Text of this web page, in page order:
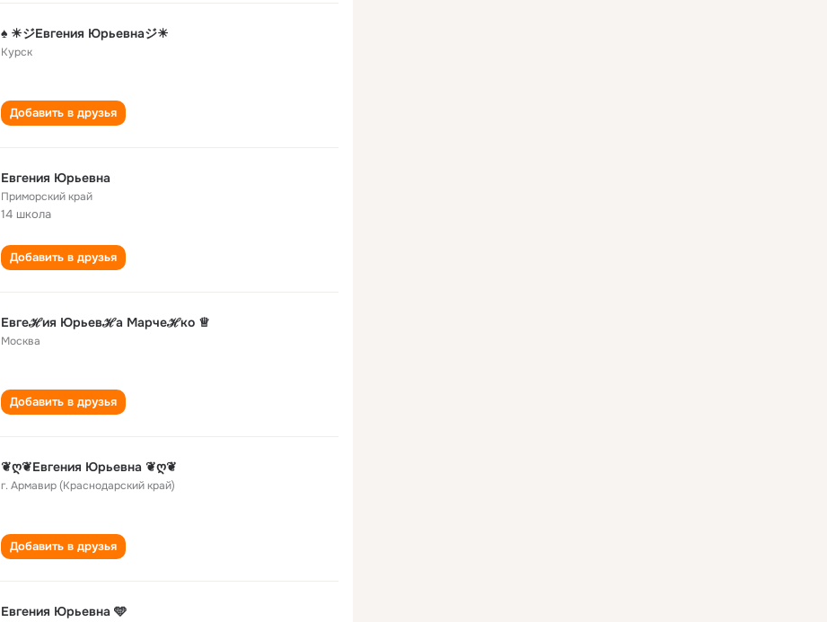
♠ ☀ジЕвгения Юрьевнаジ☀
Курск
Добавить в друзья
Евгения Юрьевна
Приморский край
14 школа
Добавить в друзья
Евгеℋия Юрьевℋа Марчеℋко ♕
Москва
Добавить в друзья
❦ღ❦Евгения Юрьевна ❦ღ❦
г. Армавир (Краснодарский край)
Добавить в друзья
Евгения Юрьевна 🩵